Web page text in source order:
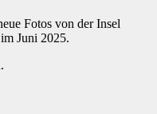
Fotos von der Insel
Juni 2025.